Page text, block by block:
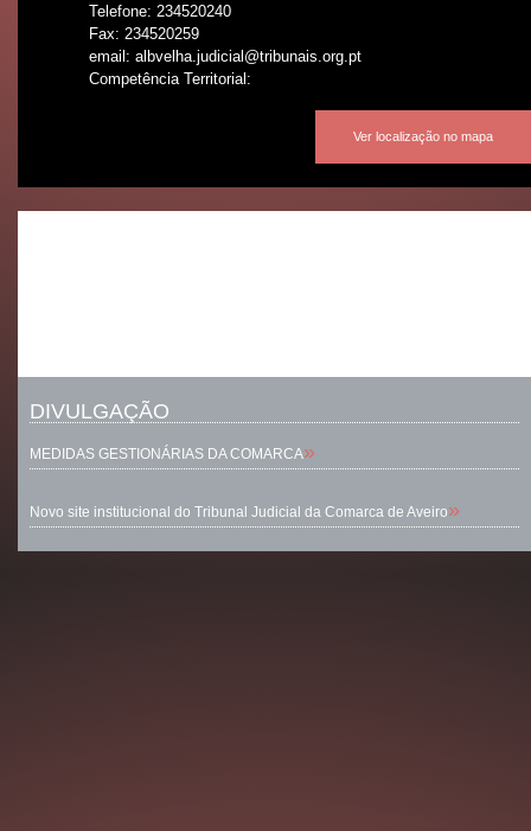
Telefone: 234520240
Fax: 234520259
email: albvelha.judicial@tribunais.org.pt
Competência Territorial:
Ver localização no mapa
DIVULGAÇÃO
MEDIDAS GESTIONÁRIAS DA COMARCA»
Novo site institucional do Tribunal Judicial da Comarca de Aveiro»